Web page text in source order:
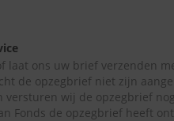
laat ons uw brief verzenden
de opzegbrief niet zijn
versturen wij de opzegbrief
Fonds de opzegbrief heeft